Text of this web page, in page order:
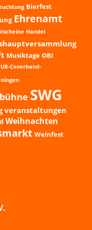
Bierfest
Ehrenamt
Handel
Musiktage OBI
Coverband-
SWG
veranstaltungen
Weihnachten
Weinfest